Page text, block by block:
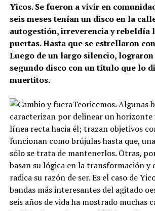
Yicos. Se fueron a vivir en
seis meses tenían un disco en la
autogestión, irreverencia y rebeldía
puertas. Hasta que se estrellaron
Luego de un largo silencio, lograron
segundo disco con un título que lo
muertitos.
Teoricemos. Algunas
caracterizan por delinear un horizonte
línea recta hacia él; trazan objetivos
funcionan como brújulas hasta que,
sólo se trata de mantenerlos. Otras,
basan su lógica en la transformación y
radica su razón de ser. Es el caso de
bandas más interesantes del agitado
seis años de vida ha mostrado muchas